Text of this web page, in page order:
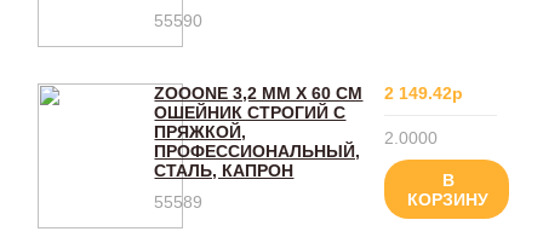
55590
ZOOONE 3,2 ММ Х 60 СМ
ОШЕЙНИК СТРОГИЙ С
ПРЯЖКОЙ,
ПРОФЕССИОНАЛЬНЫЙ,
СТАЛЬ, КАПРОН
55589
2 149.42р
2.0000
В
КОРЗИНУ